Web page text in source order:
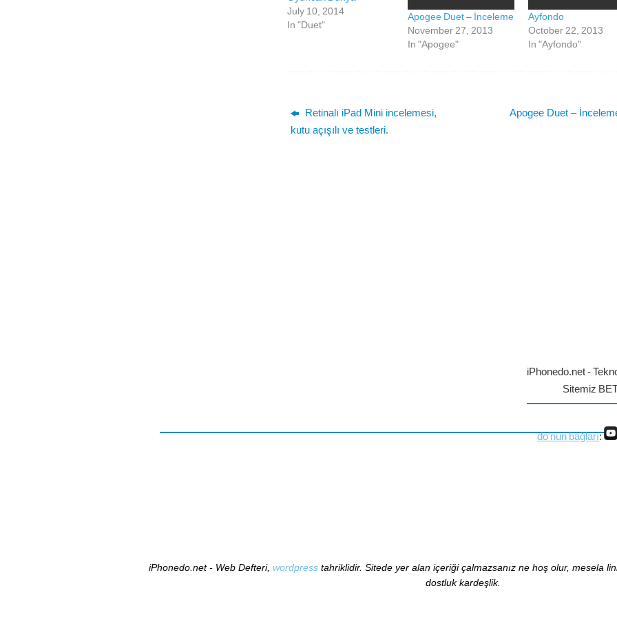
July 10, 2014
In "Duet"
Apogee Duet – İnceleme
November 27, 2013
In "Apogee"
Ayfondo
October 22, 2013
In "Ayfondo"
Retinalı iPad Mini incelemesi,
kutu açışılı ve testleri.
Apogee Duet –
iPhonedo.net -
Sitemiz
do'nun bağları:
iPhonedo.net - Web Defteri, wordpresstahriklidir. Sitede yer alan içeriği çalmazsanız ne hoş olur, mesela
dostluk kardeşlik.